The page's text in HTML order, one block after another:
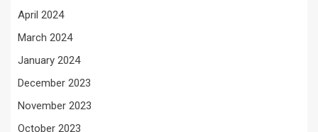
April 2024
March 2024
January 2024
December 2023
November 2023
October 2023